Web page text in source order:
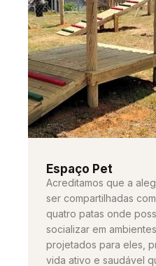
Espaço Pet
Acreditamos que a
ser compartilhadas
quatro patas onde
socializar em
projetados para eles,
vida ativo e saudável